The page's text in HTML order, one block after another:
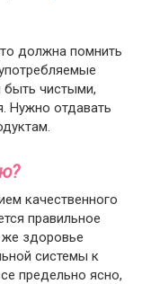
должна помнить
чистыми,
Нужно отдавать
качественного
правильное
же здоровье
системы к
предельно ясно,